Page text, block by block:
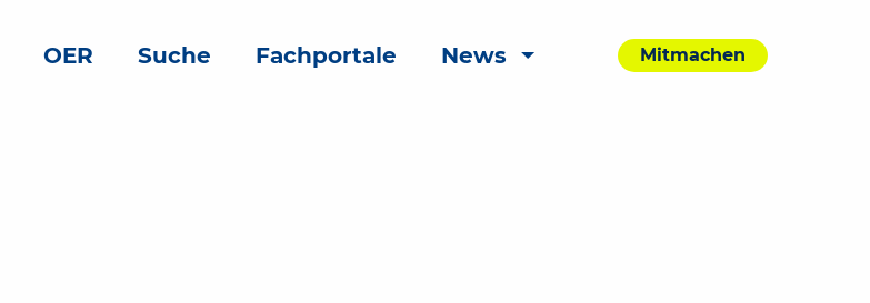
OER Suche Fachportale News Mitmachen